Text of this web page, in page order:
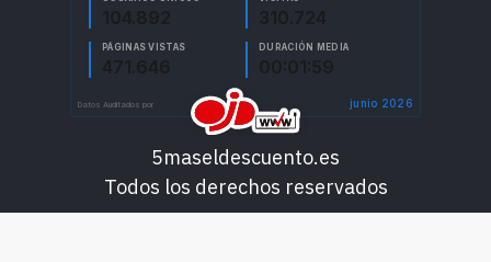
5maseldescuento.es
Todos los derechos reservados